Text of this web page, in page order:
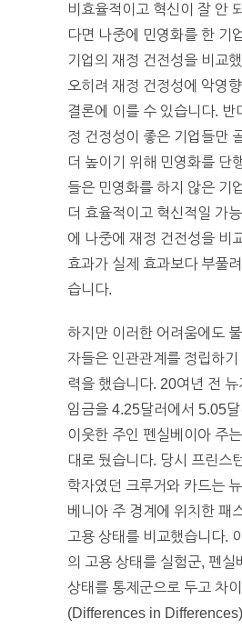
비효율적이고 혁신이 잘 안
다면 나중에 민영화를 한 기
기업의 재정 건전성을 비교
오히려 재정 건정성에 악영
결론에 이를 수 있습니다. 반
정 건정성이 좋은 기업들만
더 높이기 위해 민영화를 단
들은 민영화를 하지 않은 기
더 효율적이고 혁신적일 가
에 나중에 재정 건전성을 비
효과가 실제 효과보다 부풀
습니다.
하지만 이러한 어려움에도
자들은 인관관계를 정립하
력을 했습니다. 20여년 전 뉴
임금을 4.25달러에서 5.05달
이웃한 주인 펜실베이아 주
대로 뒀습니다. 당시 프린스
학자였던 크루거와 카드는
베니아 주 경계에 위치한 패
고용 상태를 비교했습니다.
의 고용 상태를 실험군, 펜실
상태를 통제군으로 두고 차이
(Differences in